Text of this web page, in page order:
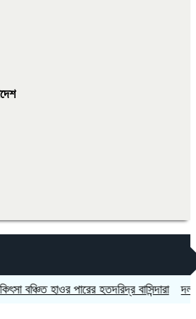
হাওর পারের হতদরিদ্র বাসিন্দারা দলকে